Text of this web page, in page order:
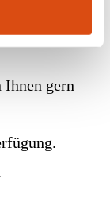
Ihnen gern